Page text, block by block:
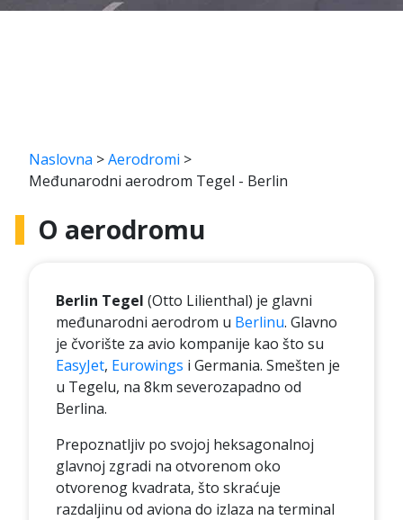
Naslovna >Aerodromi >
Međunarodni aerodrom Tegel - Berlin
O aerodromu
Berlin Tegel (Otto Lilienthal) je glavni
međunarodni aerodrom u Berlinu. Glavno
je čvorište za avio kompanije kao što su
EasyJet, Eurowings i Germania. Smešten je
u Tegelu, na 8km severozapadno od
Berlina.
Prepoznatljiv po svojoj heksagonalnoj
glavnoj zgradi na otvorenom oko
otvorenog kvadrata, što skraćuje
razdaljinu od aviona do izlaza na terminal